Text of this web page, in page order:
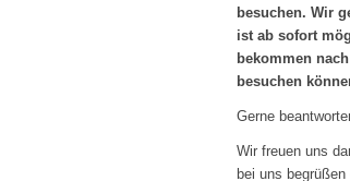
besuchen. Wir
ist ab sofort
bekommen
besuchen
Gerne
Wir freuen uns
bei uns begrüßen